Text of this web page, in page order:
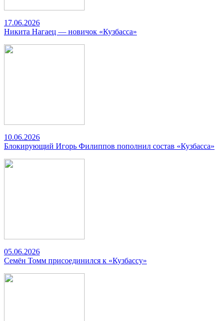
17.06.2026
Никита Нагаец — новичок «Кузбасса»
10.06.2026
Блокирующий Игорь Филиппов пополнил состав «Кузбасса»
05.06.2026
Семён Томм присоединился к «Кузбассу»